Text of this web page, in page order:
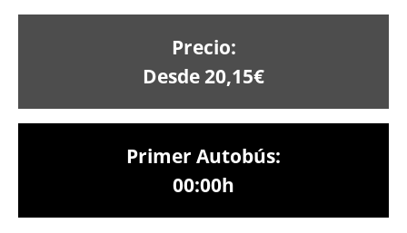
Precio:
Desde 20,15€
Primer Autobús:
00:00h